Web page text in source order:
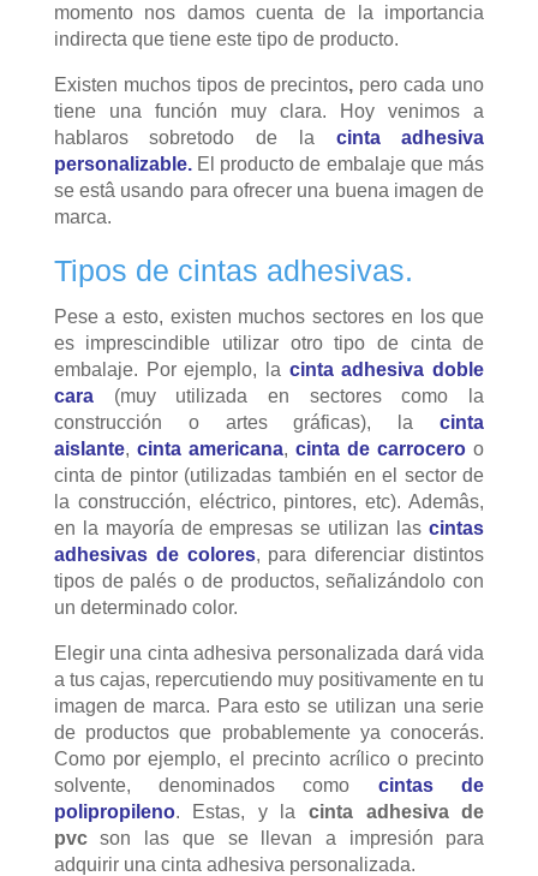
momento nos damos cuenta de la importancia
indirecta que tiene este tipo de producto.
Existen muchos tipos de precintos, pero cada uno
tiene una función muy clara. Hoy venimos a
hablaros sobretodo de la cinta adhesiva
personalizable.El producto de embalaje que más
se estâ usando para ofrecer una buena imagen de
marca.
Tipos de cintas adhesivas.
Pese a esto, existen muchos sectores en los que
es imprescindible utilizar otro tipo de cinta de
embalaje. Por ejemplo, la cinta adhesiva doble
cara
(muy utilizada en sectores como la
construcción o artes gráficas), la
cinta
aislante, cinta americana,cinta de carrocero o
cinta de pintor (utilizadas también en el sector de
la construcción, eléctrico, pintores, etc). Ademâs,
en la mayoría de empresas se utilizan lascintas
adhesivas de colores, para diferenciar distintos
tipos de palés o de productos, señalizándolo con
un determinado color.
Elegir una cinta adhesiva personalizada dará vida
a tus cajas, repercutiendo muy positivamente en tu
imagen de marca. Para esto se utilizan una serie
de productos que probablemente ya conocerás.
Como por ejemplo, el precinto acrílico o precinto
solvente, denominados como cintas de
polipropileno. Estas, y lacinta adhesiva de
pvcson las que se llevan a impresión para
adquirir una cinta adhesiva personalizada.